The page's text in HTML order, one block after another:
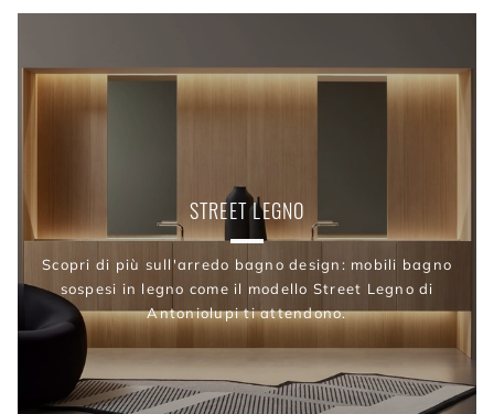
STREET LEGNO
Scopri di più sull'arredo bagno design: mobili bagno
sospesi in legno come il modello Street Legno di
Antoniolupi ti attendono.